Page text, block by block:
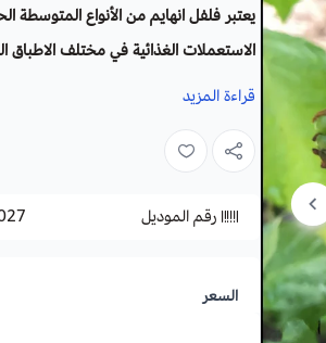
يعتبر فلفل انهايم من الأنواع
الاستعملات الغذائية في مختلف الاطباق
الموطن الأصلي:
قراءة المزيد
رقم الموديل
السعر